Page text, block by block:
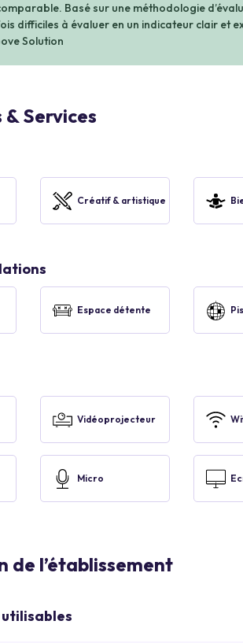
Basé sur une méthodologie
difficiles à évaluer en un indicateur clair et
Solution
Services
Créatif & artistique
Espace détente
Vidéoprojecteur
Micro
de l’établissement
utilisables